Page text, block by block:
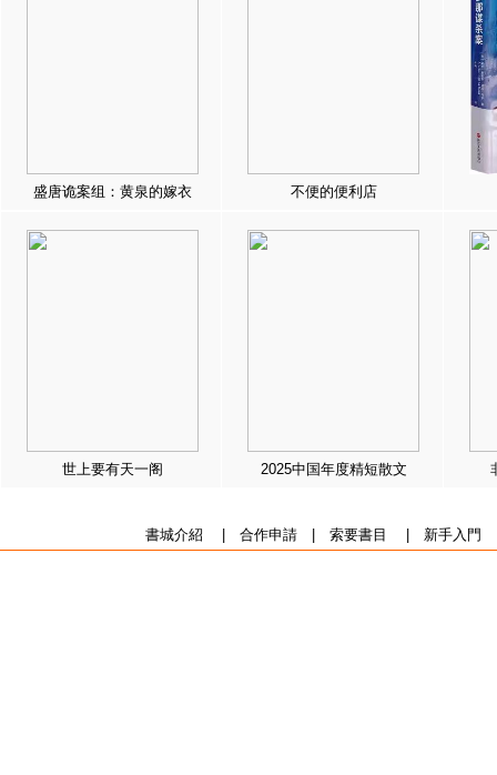
盛唐诡案组：黄泉的嫁衣 不便的便利店
世上要有天一阁 2025中国年度精短散文
書城介紹 合作申請| 索要書目 新手入門